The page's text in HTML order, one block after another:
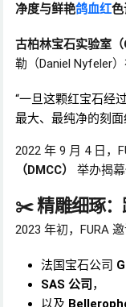
净度与鲜艳鸽血红色
古柏林宝石实验室
勒（Daniel Nyfeler）
“一旦这颗红宝石经
最大、最纯净的刻面
2022 年 9 月 4 日，
（DMCC）
举办揭
✂️ 精雕细琢：
2023 年初，FURA
法国宝石公司
SAS 公司 ，
以及